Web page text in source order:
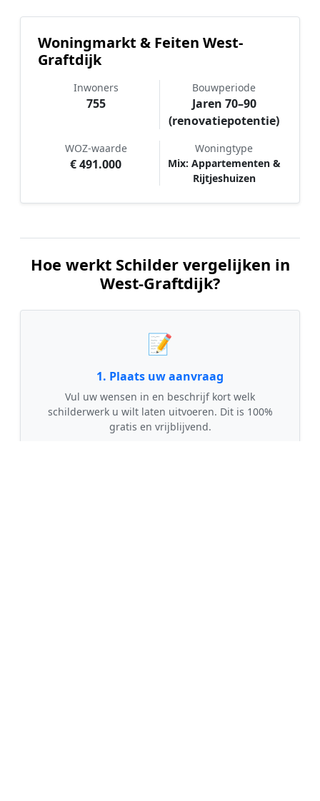
Woningmarkt & Feiten West-
Graftdijk
Inwoners
755
Bouwperiode
Jaren 70–90
(renovatiepotentie)
WOZ-waarde
€ 491.000
Woningtype
Mix: Appartementen &
Rijtjeshuizen
Hoe werkt Schilder vergelijken in
West-Graftdijk?
📝
1. Plaats uw aanvraag
Vul uw wensen in en beschrijf kort welk
schilderwerk u wilt laten uitvoeren. Dit is 100%
gratis en vrijblijvend.